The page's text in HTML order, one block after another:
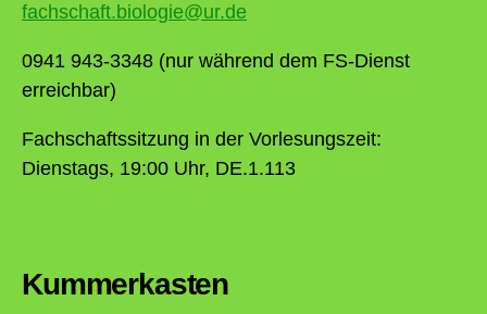
fachschaft.biologie@ur.de
0941 943-3348 (nur während dem FS-Dienst
erreichbar)
Fachschaftssitzung in der Vorlesungszeit:
Dienstags, 19:00 Uhr, DE.1.113
Kummerkasten